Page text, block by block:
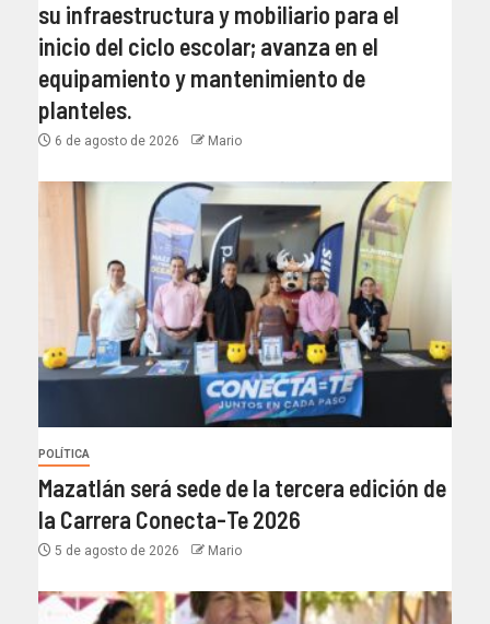
su infraestructura y mobiliario para el
inicio del ciclo escolar; avanza en el
equipamiento y mantenimiento de
planteles.
6 de agosto de 2026 Mario
POLÍTICA
Mazatlán será sede de la tercera edición de
la Carrera Conecta-Te 2026
5 de agosto de 2026 Mario